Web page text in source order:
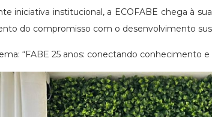
iniciativa institucional, a ECOFABE chega à
do compromisso com o desenvolvimento
“FABE 25 anos: conectando conhecimento